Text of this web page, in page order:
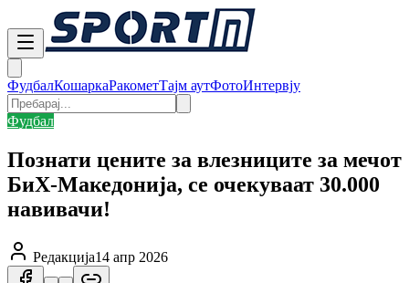
ФудбалКошаркаРакометТајм аутФотоИнтервју
Фудбал
Познати цените за влезниците за мечот
БиХ-Македонија, се очекуваат 30.000
навивачи!
Редакција14 апр 2026